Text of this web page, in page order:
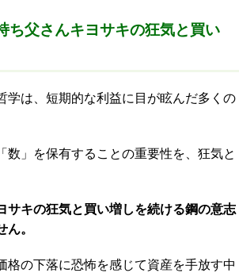
ち父さんキヨサキの狂気と買い
学は、短期的な利益に目が眩んだ多くの
」を保有することの重要性を、狂気と
サキの狂気と買い増しを続ける鋼の意志
。
の下落に恐怖を感じて資産を手放す中